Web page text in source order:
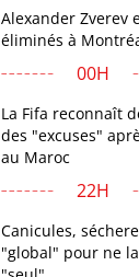
Alexander Zverev
éliminés à
00H
La Fifa reconnaît
des "excuses"
au Maroc
22H
Canicules,
"global" pour ne